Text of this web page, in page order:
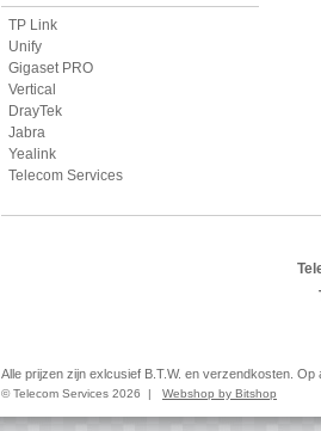
TP Link
Unify
Gigaset PRO
Vertical
DrayTek
Jabra
Yealink
Telecom Services
Alle prijzen zijn exlcusief B.T.W. en verzendkosten.
© Telecom Services 2026 | Webshop by Bitshop